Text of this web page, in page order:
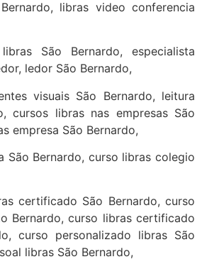
libras video conferencia
São Bernardo, especialista
ledor São Bernardo,
visuais São Bernardo, leitura
cursos libras nas empresas São
empresa São Bernardo,
São Bernardo, curso libras colegio
certificado São Bernardo, curso
Bernardo, curso libras certificado
curso personalizado libras São
libras São Bernardo,